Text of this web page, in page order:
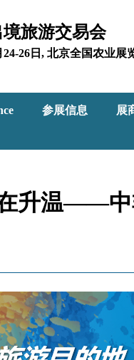
旅游交易会
24-26日, 北京全国农业展
参展信息 展
升温——